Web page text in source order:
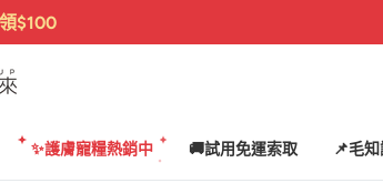
$100
✨護膚寵糧熱銷中 🚚試用免運索取 📌毛